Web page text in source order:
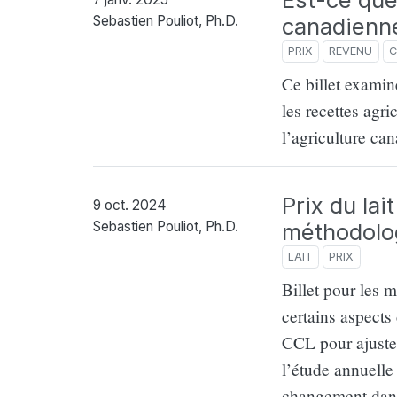
PRIX REVENU
Ce billet
les recettes
l’agriculture
Sebastien Pouliot, Ph.D.
Prix du
LAIT PRIX
Billet pour les
certains
CCL pour
l’étude
9 oct. 2024
Sebastien Pouliot, Ph.D.